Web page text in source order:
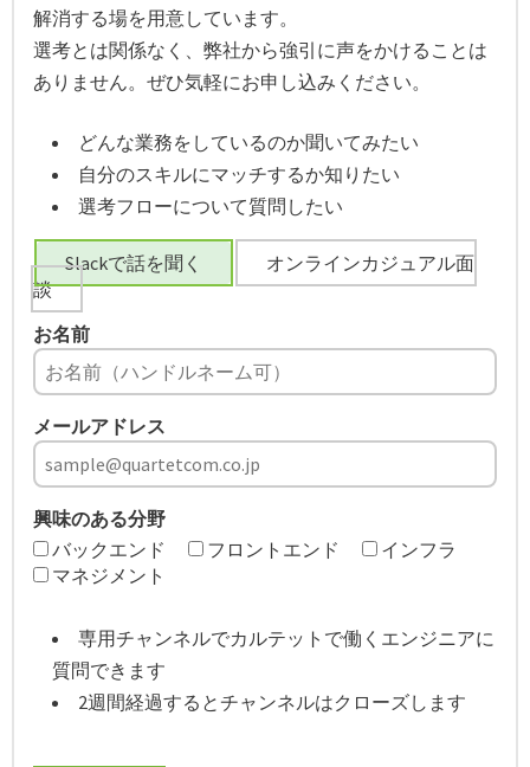
解消する場を用意しています。
選考とは関係なく、弊社から強引に声をかけることは
ありません。ぜひ気軽にお申し込みください。
どんな業務をしているのか聞いてみたい
自分のスキルにマッチするか知りたい
選考フローについて質問したい
Slackで話を聞く
オンラインカジュアル面
談
お名前
メールアドレス
興味のある分野
バックエンド
フロントエンド
インフラ
マネジメント
専用チャンネルでカルテットで働くエンジニアに
質問できます
2週間経過するとチャンネルはクローズします